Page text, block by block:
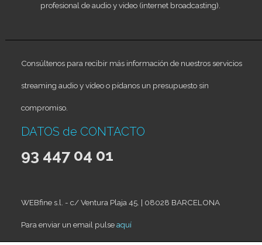
profesional de audio y video (internet broadcasting).
Consúltenos para recibir más información de nuestros servicios
streaming audio y vídeo o pídanos un presupuesto sin
compromiso.
DATOS de CONTACTO
93 447 04 01
WEBfine s.l. - c/ Ventura Plaja 45. | 08028 BARCELONA
Para enviar un email pulseaquí